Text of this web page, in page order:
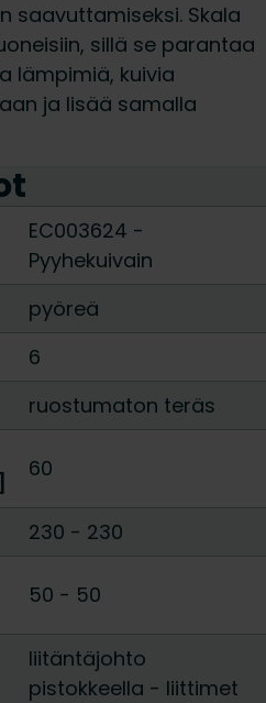
saavuttamiseksi. Skala
sillä se parantaa
lämpimiä, kuivia
ja lisää samalla
EC003624 -
Pyyhekuivain
pyöreä
6
ruostumaton teräs
60
230 - 230
50 - 50
liitäntäjohto
pistokkeella - liittimet